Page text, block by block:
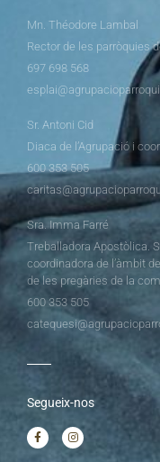
Mn. Théodore Lambal
Rector de les parròquies
697 698 568
Sr. Antoni Cid
Diaca de l’Agrupació i
600 353 505
Sra. Imma Farré
Treballadora Apostòlica.
coordinadora de l’àmbit
de les pregàries de la
600 353 505
Segueix-nos